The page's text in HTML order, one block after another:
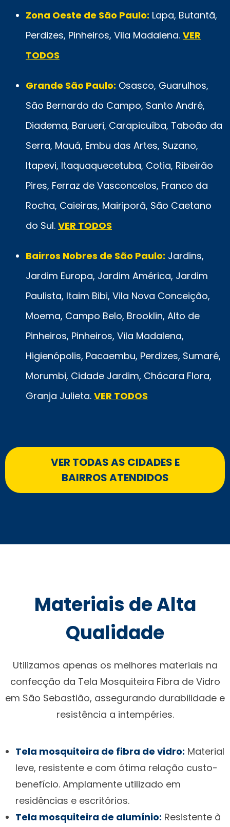
Zona Oeste de São Paulo: Lapa, Butantã,
Perdizes, Pinheiros, Vila Madalena. VER
TODOS
Grande São Paulo: Osasco, Guarulhos,
São Bernardo do Campo, Santo André,
Diadema, Barueri, Carapicuíba, Taboão da
Serra, Mauá, Embu das Artes, Suzano,
Itapevi, Itaquaquecetuba, Cotia, Ribeirão
Pires, Ferraz de Vasconcelos, Franco da
Rocha, Caieiras, Mairiporã, São Caetano
do Sul. VER TODOS
Bairros Nobres de São Paulo: Jardins,
Jardim Europa, Jardim América, Jardim
Paulista, Itaim Bibi, Vila Nova Conceição,
Moema, Campo Belo, Brooklin, Alto de
Pinheiros, Pinheiros, Vila Madalena,
Higienópolis, Pacaembu, Perdizes, Sumaré,
Morumbi, Cidade Jardim, Chácara Flora,
Granja Julieta. VER TODOS
VER TODAS AS CIDADES E
BAIRROS ATENDIDOS
Materiais de Alta
Qualidade
Utilizamos apenas os melhores materiais na
confecção da Tela Mosquiteira Fibra de Vidro
em São Sebastião, assegurando durabilidade e
resistência a intempéries.
Tela mosquiteira de fibra de vidro: Material
leve, resistente e com ótima relação custo-
benefício. Amplamente utilizado em
residências e escritórios.
Tela mosquiteira de alumínio: Resistente à